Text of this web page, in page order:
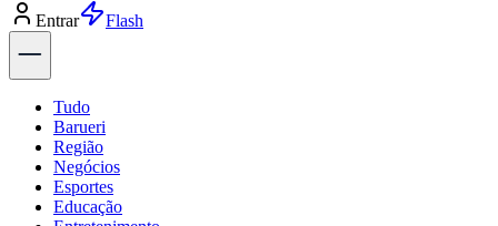
Entrar
Explorar
Tudo
Barueri
Região
Negócios
Esportes
Educação